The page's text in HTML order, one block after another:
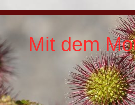
Mit dem